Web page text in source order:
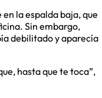
la espalda baja, que
Sin embargo,
debilitado y aparecía
hasta que te toca”,